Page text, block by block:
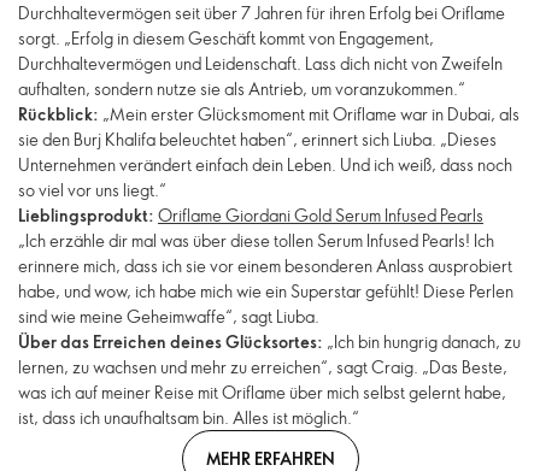
Durchhaltevermögen seit über 7 Jahren für ihren Erfolg bei Oriflame
sorgt. „Erfolg in diesem Geschäft kommt von Engagement,
Durchhaltevermögen und Leidenschaft. Lass dich nicht von Zweifeln
aufhalten, sondern nutze sie als Antrieb, um voranzukommen.“
Rückblick: „Mein erster Glücksmoment mit Oriflame war in Dubai, als
sie den Burj Khalifa beleuchtet haben“, erinnert sich Liuba. „Dieses
Unternehmen verändert einfach dein Leben. Und ich weiß, dass noch
so viel vor uns liegt.“
Lieblingsprodukt: Oriflame Giordani Gold Serum Infused Pearls
„Ich erzähle dir mal was über diese tollen Serum Infused Pearls! Ich
erinnere mich, dass ich sie vor einem besonderen Anlass ausprobiert
habe, und wow, ich habe mich wie ein Superstar gefühlt! Diese Perlen
sind wie meine Geheimwaffe“, sagt Liuba.
Über das Erreichen deines Glücksortes: „Ich bin hungrig danach, zu
lernen, zu wachsen und mehr zu erreichen“, sagt Craig. „Das Beste,
was ich auf meiner Reise mit Oriflame über mich selbst gelernt habe,
ist, dass ich unaufhaltsam bin. Alles ist möglich.“
MEHR ERFAHREN